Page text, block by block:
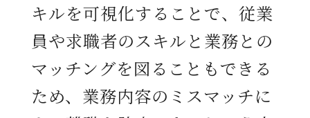
キルを可視化することで、従業
員や求職者のスキルと業務との
マッチングを図ることもできる
ため、業務内容のミスマッチに